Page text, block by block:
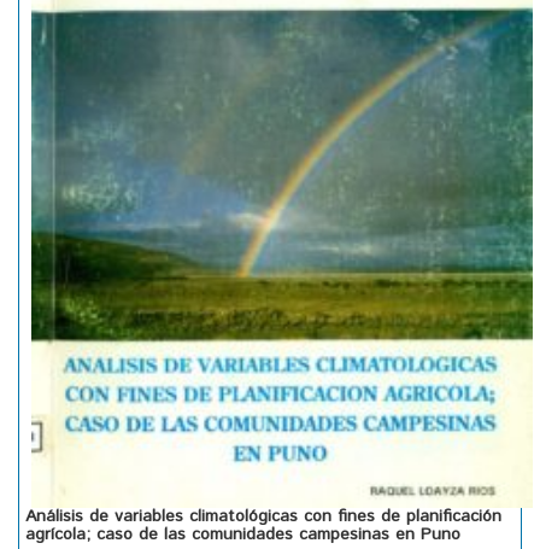
Análisis de variables climatológicas con fines de planificación
agrícola; caso de las comunidades campesinas en Puno